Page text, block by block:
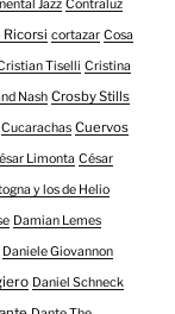
Jazz Contraluz
Ricorsi cortazar Cosa
Tiselli Cristina
Nash Crosby Stills
Cucarachas Cuervos
Limonta César
y los de Helio
Damian Lemes
Daniele Giovannon
Daniel Schneck